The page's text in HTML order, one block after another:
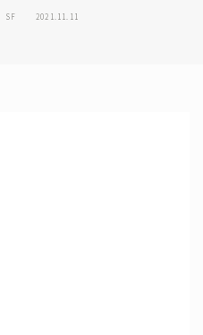
SF 2021.11.11